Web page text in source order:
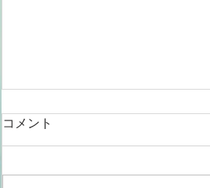
コメント